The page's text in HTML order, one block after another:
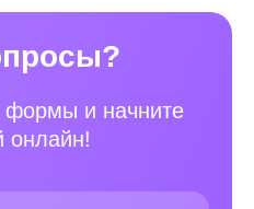
формы и начните
онлайн!